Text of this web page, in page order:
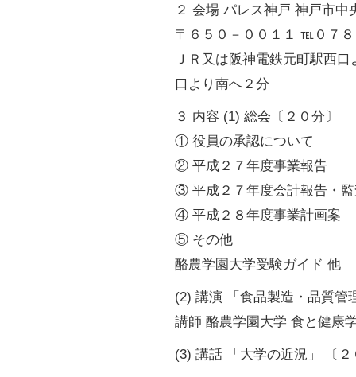
２ 会場 パレス神戸 神戸市
〒６５０－００１１ ℡０７
ＪＲ又は阪神電鉄元町駅西
口より南へ２分
３ 内容 (1) 総会〔２０分〕
① 役員の承認について
② 平成２７年度事業報告
③ 平成２７年度会計報告・
④ 平成２８年度事業計画案
⑤ その他
酪農学園大学受験ガイド 他
(2) 講演 「食品製造・品質管
講師 酪農学園大学 食と健康
(3) 講話 「大学の近況」 〔２